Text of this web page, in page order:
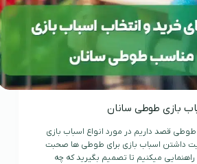
بازی طوطی سانان
طوطی قصد داریم در مورد انواع اسباب بازی
داشتن اسباب بازی برای طوطی ها صحبت
میکنیم تا تصمیم بگیرید که چه